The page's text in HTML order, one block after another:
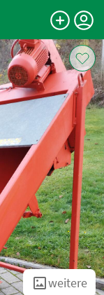
weitere